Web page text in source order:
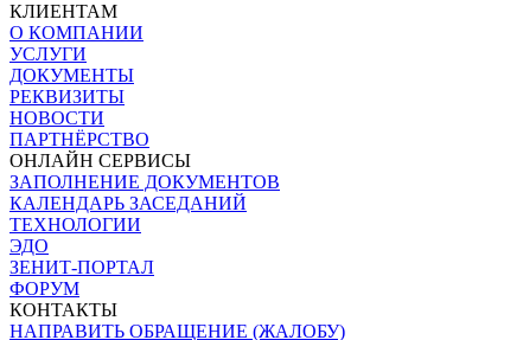
КЛИЕНТАМ
О КОМПАНИИ
УСЛУГИ
ДОКУМЕНТЫ
РЕКВИЗИТЫ
НОВОСТИ
ПАРТНЁРСТВО
ОНЛАЙН СЕРВИСЫ
ЗАПОЛНЕНИЕ ДОКУМЕНТОВ
КАЛЕНДАРЬ ЗАСЕДАНИЙ
ТЕХНОЛОГИИ
ЭДО
ЗЕНИТ-ПОРТАЛ
ФОРУМ
КОНТАКТЫ
НАПРАВИТЬ ОБРАЩЕНИЕ (ЖАЛОБУ)